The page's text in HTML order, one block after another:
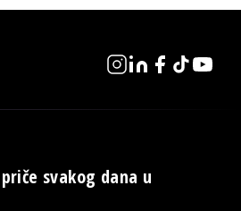
svakog dana u